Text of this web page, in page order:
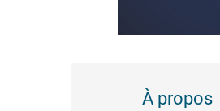
À propos